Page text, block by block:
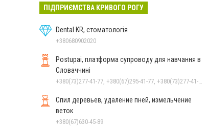
ПІДПРИЄМСТВА КРИВОГО РОГУ
Dental KR, стоматологія
+380680902020
Postupai, платформа супроводу для навчання в
Словаччині
Спил деревьев, удаление пней, измельчение
веток
+380(67)630-45-89